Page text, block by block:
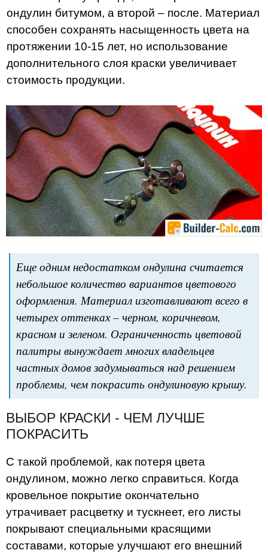
ондулин битумом, а второй – после. Материал
способен сохранять насыщенность цвета на
протяжении 10-15 лет, но использование
дополнительного слоя краски увеличивает
стоимость продукции.
Еще одним недостатком ондулина считается
небольшое количество вариантов цветового
оформления. Материал изготавливают всего в
четырех оттенках – черном, коричневом,
красном и зеленом. Ограниченность цветовой
палитры вынуждает многих владельцев
частных домов задумываться над решением
проблемы, чем покрасить ондулиновую крышу.
ВЫБОР КРАСКИ - ЧЕМ ЛУЧШЕ
ПОКРАСИТЬ
С такой проблемой, как потеря цвета
ондулином, можно легко справиться. Когда
кровельное покрытие окончательно
утрачивает расцветку и тускнеет, его листы
покрывают специальными красящими
составами, которые улучшают его внешний